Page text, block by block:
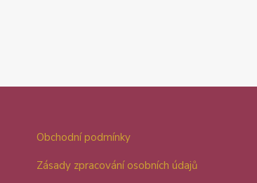
Obchodní podmínky
Zásady zpracování osobních údajů